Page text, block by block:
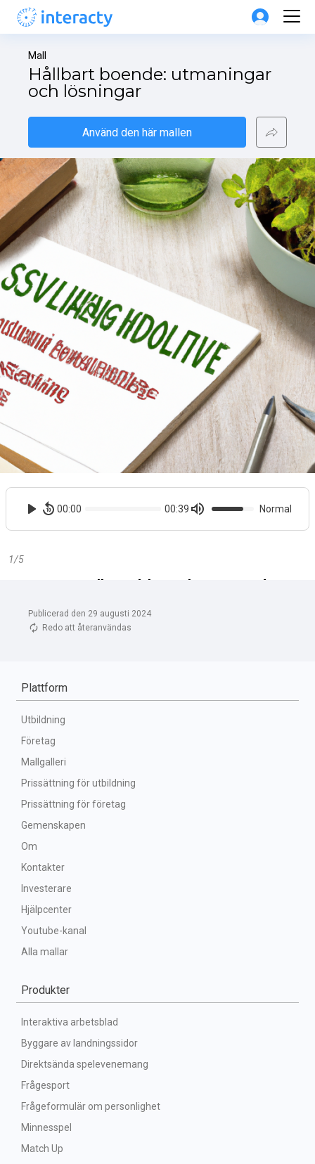
Publicerad den 29 augusti 2024
Redo att återanvändas
Mall
Hållbart boende: utmaningar
och lösningar
Använd den här mallen
Plattform
Utbildning
Företag
Mallgalleri
Prissättning för utbildning
Prissättning för företag
Gemenskapen
Om
Kontakter
Investerare
Hjälpcenter
Youtube-kanal
Alla mallar
Produkter
Interaktiva arbetsblad
Byggare av landningssidor
Direktsända spelevenemang
Frågesport
Frågeformulär om personlighet
Minnesspel
Match Up